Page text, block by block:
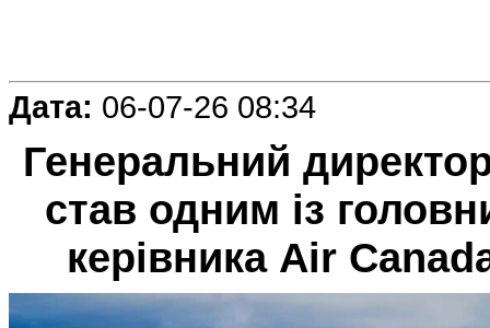
Дата: 06-07-26 08:34
Генеральний
став одним із
керівника Air